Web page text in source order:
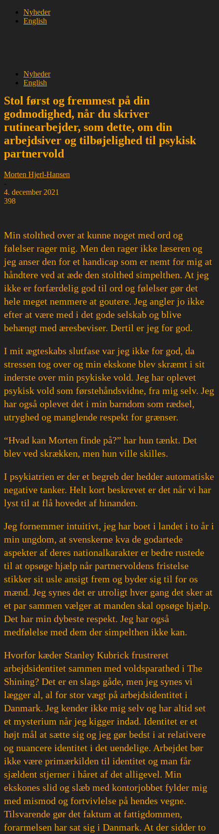
Nyheder
English
Nyheder
English
Stol først og fremmest på din
godmodighed, når du skriver
rutinearbejder, som dette, om din
arbejdsiver og tilbøjelighed til psykisk
partnervold
Morten Hjerl-Hansen
-
4. december 2021
398
Min stolthed over at kunne noget med ord og
følelser rager mig. Men den rager ikke læseren og
jeg anser den for et handicap som er nemt for mig at
håndtere ved at æde den stolthed simpelthen. At jeg
ikke er forfærdelig god til ord og følelser gør det
hele meget nemmere at goutere. Jeg angler jo ikke
efter at være med i det gode selskab og blive
behængt med æresbeviser. Dertil er jeg for god.
I mit ægteskabs slutfase var jeg ikke for god, da
stressen tog over og min ekskone blev skræmt i sit
inderste over min psykiske vold. Jeg har oplevet
psykisk vold som førstehåndsvidne, fra mig selv. Jeg
har også oplevet det i min barndom som rædsel,
utryghed og manglende respekt for grænser.
“Hvad kan Morten finde på?” har hun tænkt. Det
blev ved skrækken, men hun ville skilles.
I psykiatrien er der et begreb der hedder automatiske
negative tanker. Helt kort beskrevet er det når vi har
lyst til at flå hovedet af hinanden.
Jeg fornemmer intuitivt, jeg har boet i landet i to år i
min ungdom, at svenskerne kva de godartede
aspekter af deres nationalkarakter er bedre rustede
til at opsøge hjælp når partnervoldens fristelse
stikker sit usle ansigt frem og byder sig til for os
mænd. Jeg synes det er utroligt hver gang det sker at
et par sammen vælger at manden skal opsøge hjælp.
Det har min dybeste respekt. Jeg har også
medfølelse med dem der simpelthen ikke kan.
Hvorfor kæder Stanley Kubrick frustreret
arbejdsidentitet sammen med voldsparathed i The
Shining? Det er en slags gåde, men jeg synes vi
lægger al, al for stor vægt på arbejdsidentitet i
Danmark. Jeg kender ikke mig selv og har altid set
et mysterium når jeg kigger indad. Identitet er et
højt mål at sætte sig og jeg gør bedst i at relativere
og nuancere identitet i det uendelige. Arbejdet bør
ikke være primærkilden til identitet og man får
sjældent stjerner i håret af det alligevel. Min
ekskones slid og slæb med kontorjobbet fylder mig
med mismod og fortvivlelse på hendes vegne.
Tilsvarende gør det faktum at fattigdommen,
forarmelsen har sat sig i Danmark. At der sidder to